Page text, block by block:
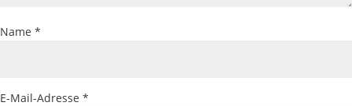
Name *
E-Mail-Adresse *